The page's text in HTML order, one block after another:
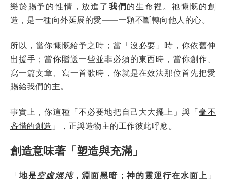
樂於賜予的性情，放進了 我們的生命裡。祂慷慨的創
造，是一種向外延展的愛——一顆不斷轉向他人的心。
所以，當你慷慨給予之時；當「沒必要」時，你依舊伸
出援手；當你贈送一些並非必須的東西時，當你創作、
寫一篇文章、寫一首歌時，你就是在效法那位首先把愛
賜給我們的主。
事實上，你這種「不必要地把自己大大擺上」與「毫不
吝惜的創造 」，正與造物主的工作彼此呼應。
創造意味著「塑造與充滿」
「地是空虛混沌，淵面黑暗；神的靈運行在水面上 」